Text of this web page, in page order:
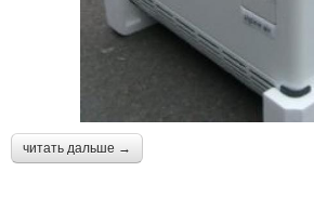
читать дальше →